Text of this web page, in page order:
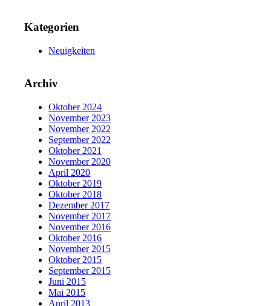
Kategorien
Neuigkeiten
Archiv
Oktober 2024
November 2023
November 2022
September 2022
Oktober 2021
November 2020
April 2020
Oktober 2019
Oktober 2018
Dezember 2017
November 2017
November 2016
Oktober 2016
November 2015
Oktober 2015
September 2015
Juni 2015
Mai 2015
April 2013